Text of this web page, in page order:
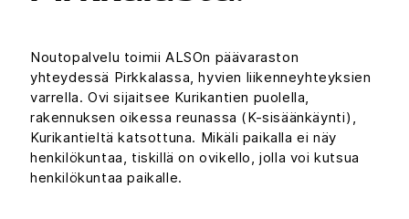
Noutopalvelu toimii ALSOn päävaraston
yhteydessä Pirkkalassa, hyvien liikenneyhteyksien
varrella. Ovi sijaitsee Kurikantien puolella,
rakennuksen oikessa reunassa (K-sisäänkäynti),
Kurikantieltä katsottuna. Mikäli paikalla ei näy
henkilökuntaa, tiskillä on ovikello, jolla voi kutsua
henkilökuntaa paikalle.